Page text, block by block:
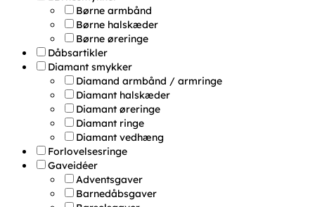
Børne armbånd
Børne halskæder
Børne øreringe
Dåbsartikler
Diamant smykker
Diamand armbånd / armringe
Diamant halskæder
Diamant øreringe
Diamant ringe
Diamant vedhæng
Forlovelsesringe
Gaveidéer
Adventsgaver
Barnedåbsgaver